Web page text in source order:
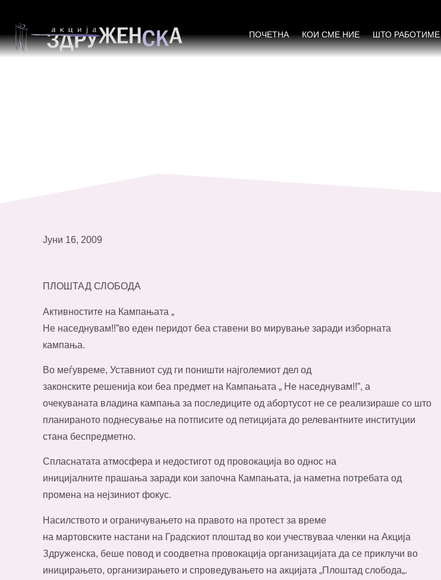
ПОЧЕТНА КОИ СМЕ НИЕ ШТО РАБОТИМЕ
Јуни 16, 2009
ПЛОШТАД СЛОБОДА
Активностите на Кампањата „
Не наседнувам!!”во еден перидот беа ставени во мирување заради изборната
кампања.
Во меѓувреме, Уставниот суд ги поништи најголемиот дел од
законските решенија кои беа предмет на Кампањата „ Не наседнувам!!”, а
очекуваната владина кампања за последиците од абортусот не се реализираше со што
планираното поднесување на потписите од петицијата до релевантните институции
стана беспредметно.
Спласнатата атмосфера и недостигот од провокација во однос на
иницијалните прашања заради кои започна Кампањата, ја наметна потребата од
промена на нејзиниот фокус.
Насилството и ограничувањето на правото на протест за време
на мартовските настани на Градскиот плоштад во кои учествуваа членки на Акција
Здруженска, беше повод и соодветна провокација организацијата да се приклучи во
иницирањето, организирањето и спроведувањето на акцијата „Плоштад слобода„.